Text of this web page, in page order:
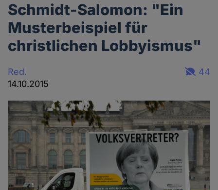
Schmidt-Salomon: "Ein
Musterbeispiel für
christlichen Lobbyismus"
Red.
14.10.2015
44